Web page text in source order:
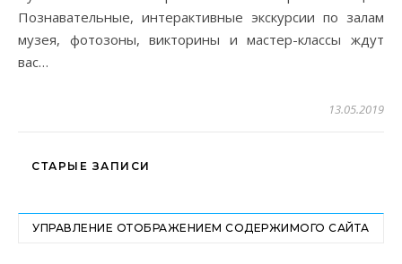
Познавательные, интерактивные экскурсии по залам
музея, фотозоны, викторины и мастер-классы ждут
вас…
13.05.2019
СТАРЫЕ ЗАПИСИ
УПРАВЛЕНИЕ ОТОБРАЖЕНИЕМ СОДЕРЖИМОГО САЙТА